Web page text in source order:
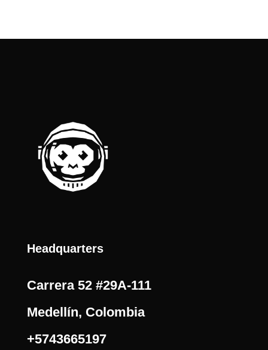
Headquarters
Carrera 52 #29A-111
Medellín, Colombia
+5743665197